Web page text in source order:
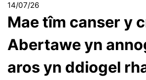
14/07/26
Mae tîm canser y
Abertawe yn
aros yn ddiogel